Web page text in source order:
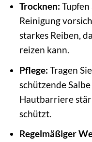
Trocknen:
Reinigung
starkes Reiben,
reizen kann.
Pflege: Tragen
schützende
Hautbarriere
schützt.
Regelmäßiger